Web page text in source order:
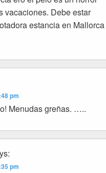
vacaciones. Debe estar
estancia en
pm
Menudas greñas. …..
pm